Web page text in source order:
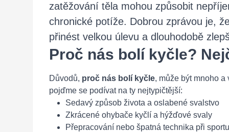
zatěžování těla mohou způsobit
chronické potíže. Dobrou zprávou je,
přinést velkou úlevu a dlouhodobě
Proč nás bolí kyčle?
Důvodů, proč nás bolí kyčle, může být mnoho
pojďme se podívat na ty nejtypičtější:
Sedavý způsob života a oslabené svalstvo
Zkrácené ohybače kyčlí a hýžďové svaly
Přepracování nebo špatná technika při sportu